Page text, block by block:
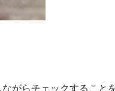
がらチェックすること